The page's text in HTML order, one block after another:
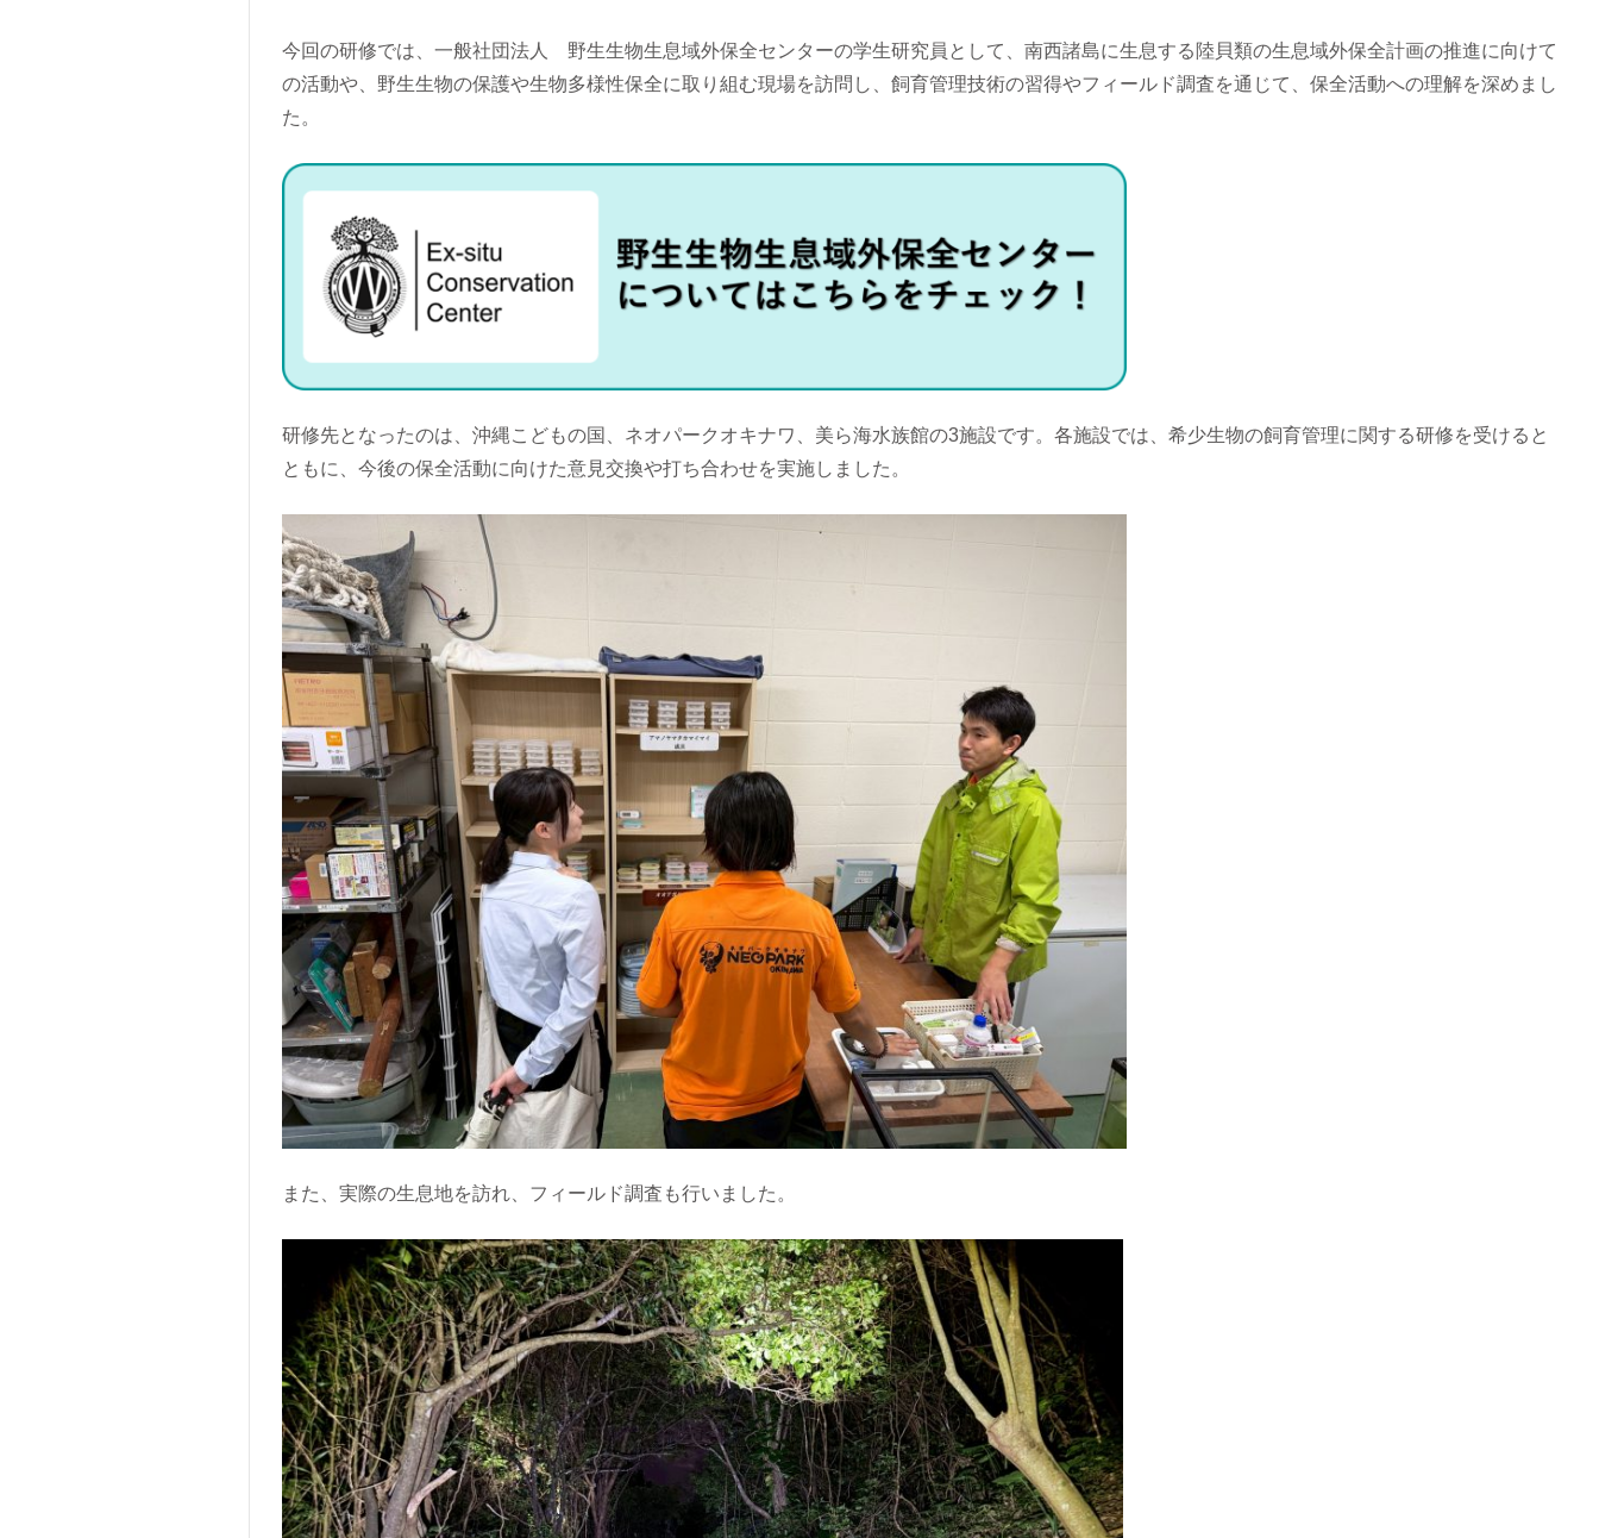
今回の研修では、一般社団法人 野生生物生息域外保全センターの学生研究員として、南西諸島に生息する陸貝類の生息域外保全計画の推進に向けて
の活動や、野生生物の保護や生物多様性保全に取り組む現場を訪問し、飼育管理技術の習得やフィールド調査を通じて、保全活動への理解を深めまし
た。
研修先となったのは、沖縄こどもの国、ネオパークオキナワ、美ら海水族館の3施設です。各施設では、希少生物の飼育管理に関する研修を受けると
ともに、今後の保全活動に向けた意見交換や打ち合わせを実施しました。
また、実際の生息地を訪れ、フィールド調査も行いました。